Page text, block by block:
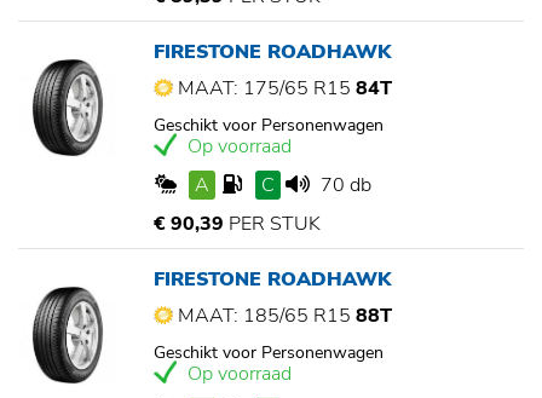
FIRESTONE ROADHAWK
MAAT: 175/65 R15 84T
Geschikt voor Personenwagen
Op voorraad
A
C
70 db
€ 90,39 PER STUK
FIRESTONE ROADHAWK
MAAT: 185/65 R15 88T
Geschikt voor Personenwagen
Op voorraad